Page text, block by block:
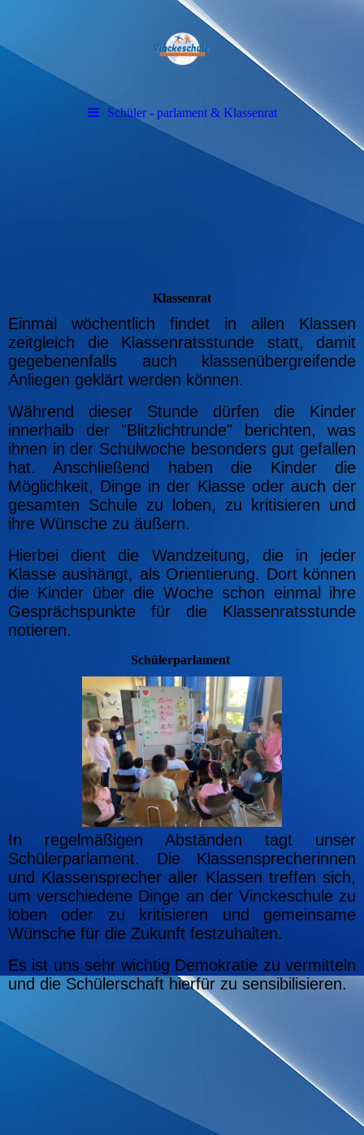
Schüler - parlament & Klassenrat
Klassenrat
Einmal wöchentlich findet in allen Klassen
zeitgleich die Klassenratsstunde statt, damit
gegebenenfalls auch klassenübergreifende
Anliegen geklärt werden können.
Während dieser Stunde dürfen die Kinder
innerhalb der "Blitzlichtrunde" berichten, was
ihnen in der Schulwoche besonders gut gefallen
hat. Anschließend haben die Kinder die
Möglichkeit, Dinge in der Klasse oder auch der
gesamten Schule zu loben, zu kritisieren und
ihre Wünsche zu äußern.
Hierbei dient die Wandzeitung, die in jeder
Klasse aushängt, als Orientierung. Dort können
die Kinder über die Woche schon einmal ihre
Gesprächspunkte für die Klassenratsstunde
notieren.
Schülerparlament
In regelmäßigen Abständen tagt unser
Schülerparlament. Die Klassensprecherinnen
und Klassensprecher aller Klassen treffen sich,
um verschiedene Dinge an der Vinckeschule zu
loben oder zu kritisieren und gemeinsame
Wünsche für die Zukunft festzuhalten.
Es ist uns sehr wichtig Demokratie zu vermitteln
und die Schülerschaft hierfür zu sensibilisieren.